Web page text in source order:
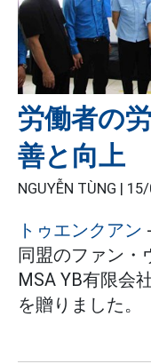
労働者の
善と向上
NGUYỄN TÙNG |
トゥエンクアン
同盟のファン・
MSA YB有限会
を贈りました。